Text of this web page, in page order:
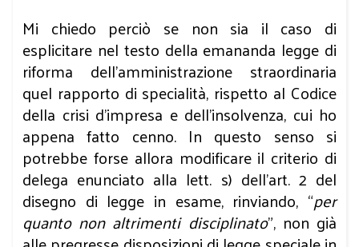
Mi chiedo perciò se non sia il caso di
esplicitare nel testo della emananda legge di
riforma dell’amministrazione straordinaria
quel rapporto di specialità, rispetto al Codice
della crisi d’impresa e dell’insolvenza, cui ho
appena fatto cenno. In questo senso si
potrebbe forse allora modificare il criterio di
delega enunciato alla lett. s) dell’art. 2 del
disegno di legge in esame, rinviando, “per
quanto non altrimenti disciplinato”, non già